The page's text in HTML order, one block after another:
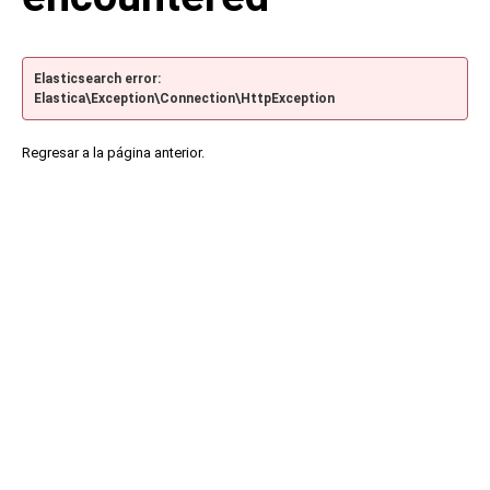
Elasticsearch error:
Elastica\Exception\Connection\HttpException
Regresar a la página anterior.